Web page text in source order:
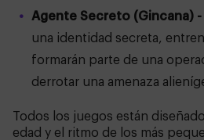
Agente Secreto (Gincana) -
una identidad secreta,
formarán parte de una
derrotar una amenaza
Todos los juegos están
edad y el ritmo de los más